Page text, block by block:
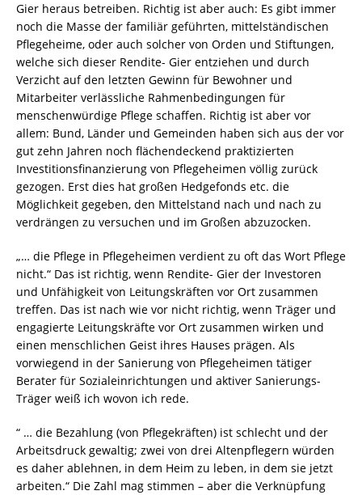
Gier heraus betreiben. Richtig ist aber auch: Es gibt immer
noch die Masse der familiär geführten, mittelständischen
Pflegeheime, oder auch solcher von Orden und Stiftungen,
welche sich dieser Rendite- Gier entziehen und durch
Verzicht auf den letzten Gewinn für Bewohner und
Mitarbeiter verlässliche Rahmenbedingungen für
menschenwürdige Pflege schaffen. Richtig ist aber vor
allem: Bund, Länder und Gemeinden haben sich aus der vor
gut zehn Jahren noch flächendeckend praktizierten
Investitionsfinanzierung von Pflegeheimen völlig zurück
gezogen. Erst dies hat großen Hedgefonds etc. die
Möglichkeit gegeben, den Mittelstand nach und nach zu
verdrängen zu versuchen und im Großen abzuzocken.
„… die Pflege in Pflegeheimen verdient zu oft das Wort Pflege
nicht.“ Das ist richtig, wenn Rendite- Gier der Investoren
und Unfähigkeit von Leitungskräften vor Ort zusammen
treffen. Das ist nach wie vor nicht richtig, wenn Träger und
engagierte Leitungskräfte vor Ort zusammen wirken und
einen menschlichen Geist ihres Hauses prägen. Als
vorwiegend in der Sanierung von Pflegeheimen tätiger
Berater für Sozialeinrichtungen und aktiver Sanierungs-
Träger weiß ich wovon ich rede.
“ … die Bezahlung (von Pflegekräften) ist schlecht und der
Arbeitsdruck gewaltig; zwei von drei Altenpflegern würden
es daher ablehnen, in dem Heim zu leben, in dem sie jetzt
arbeiten.“ Die Zahl mag stimmen – aber die Verknüpfung